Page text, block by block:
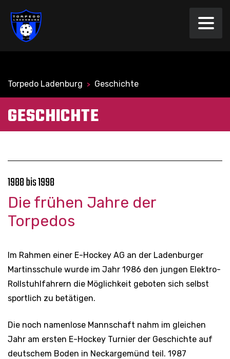
Torpedo Ladenburg > Geschichte
GESCHICHTE
1988 bis 1998
Die frühen Jahre der
Torpedos
Im Rahmen einer E-Hockey AG an der Ladenburger
Martinsschule wurde im Jahr 1986 den jungen Elektro-
Rollstuhlfahrern die Möglichkeit geboten sich selbst
sportlich zu betätigen.
Die noch namenlose Mannschaft nahm im gleichen
Jahr am ersten E-Hockey Turnier der Geschichte auf
deutschem Boden in Neckargemünd teil. 1987